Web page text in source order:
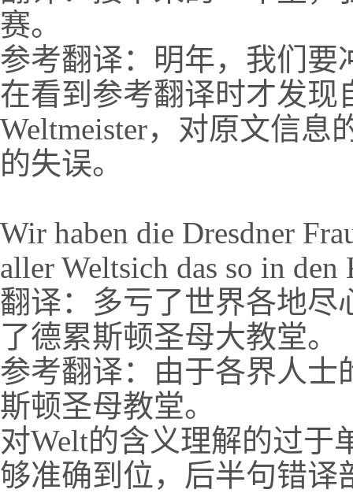
赛。
参考翻译：明年，我们要
在看到参考翻译时才发现
Weltmeister，对原文信
的失误。
Wir haben die Dresdner
aller Weltsich das so in
翻译：多亏了世界各地尽
了德累斯顿圣母大教堂。
参考翻译：由于各界人士
斯顿圣母教堂。
对Welt的含义理解的过于
够准确到位，后半句错译